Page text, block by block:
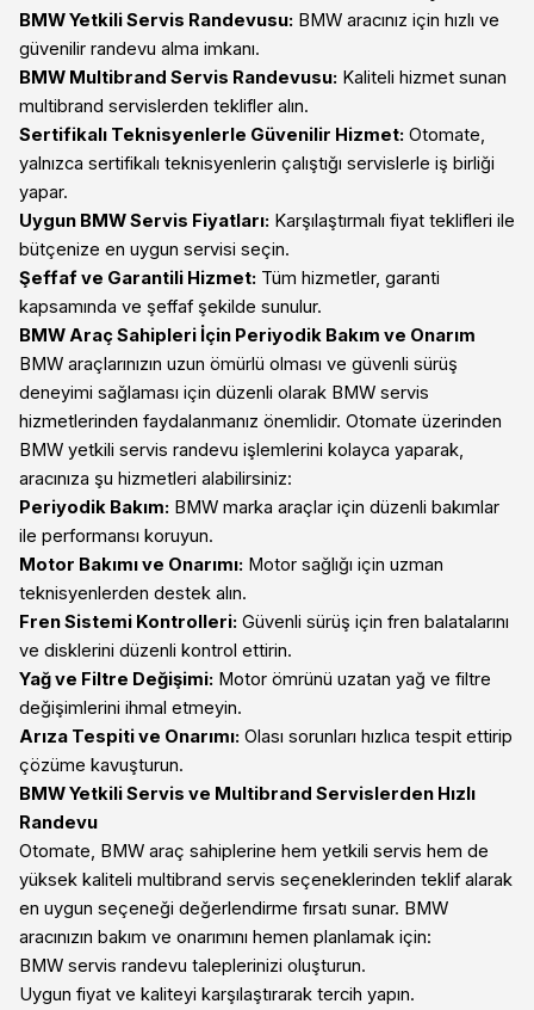
BMW Yetkili Servis Randevusu: BMW aracınız için hızlı ve
güvenilir randevu alma imkanı.
BMW Multibrand Servis Randevusu: Kaliteli hizmet sunan
multibrand servislerden teklifler alın.
Sertifikalı Teknisyenlerle Güvenilir Hizmet: Otomate,
yalnızca sertifikalı teknisyenlerin çalıştığı servislerle iş birliği
yapar.
Uygun BMW Servis Fiyatları: Karşılaştırmalı fiyat teklifleri ile
bütçenize en uygun servisi seçin.
Şeffaf ve Garantili Hizmet: Tüm hizmetler, garanti
kapsamında ve şeffaf şekilde sunulur.
BMW Araç Sahipleri İçin Periyodik Bakım ve Onarım
BMW araçlarınızın uzun ömürlü olması ve güvenli sürüş
deneyimi sağlaması için düzenli olarak BMW servis
hizmetlerinden faydalanmanız önemlidir. Otomate üzerinden
BMW yetkili servis randevu işlemlerini kolayca yaparak,
aracınıza şu hizmetleri alabilirsiniz:
Periyodik Bakım: BMW marka araçlar için düzenli bakımlar
ile performansı koruyun.
Motor Bakımı ve Onarımı: Motor sağlığı için uzman
teknisyenlerden destek alın.
Fren Sistemi Kontrolleri: Güvenli sürüş için fren balatalarını
ve disklerini düzenli kontrol ettirin.
Yağ ve Filtre Değişimi: Motor ömrünü uzatan yağ ve filtre
değişimlerini ihmal etmeyin.
Arıza Tespiti ve Onarımı: Olası sorunları hızlıca tespit ettirip
çözüme kavuşturun.
BMW Yetkili Servis ve Multibrand Servislerden Hızlı
Randevu
Otomate, BMW araç sahiplerine hem yetkili servis hem de
yüksek kaliteli multibrand servis seçeneklerinden teklif alarak
en uygun seçeneği değerlendirme fırsatı sunar. BMW
aracınızın bakım ve onarımını hemen planlamak için:
BMW servis randevu taleplerinizi oluşturun.
Uygun fiyat ve kaliteyi karşılaştırarak tercih yapın.